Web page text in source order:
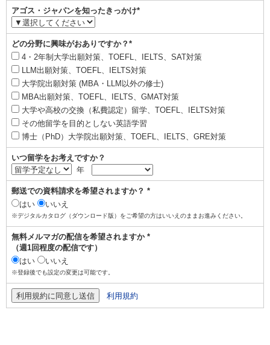
アゴス・ジャパンを知ったきっかけ*
どの分野に興味がおありですか？*
4・2年制大学出願対策、TOEFL、IELTS、SAT対策
LLM出願対策、TOEFL、IELTS対策
大学院出願対策 (MBA・LLM以外の修士)
MBA出願対策、TOEFL、IELTS、GMAT対策
大学や高校の交換（私費認定）留学、TOEFL、IELTS対策
その他留学を目的としない英語学習
博士（PhD）大学院出願対策、TOEFL、IELTS、GRE対策
いつ留学をお考えですか？
年
郵送での資料請求を希望されますか？ *
はい
いいえ
※デジタルカタログ（ダウンロード版）をご希望の方はいいえのままお進みください。
無料メルマガの配信を希望されますか *
（週1回程度の配信です）
はい
いいえ
※登録後でも設定の変更は可能です。
利用規約